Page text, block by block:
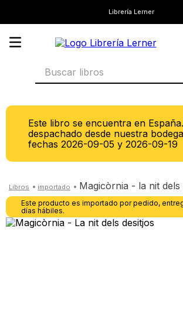
Librería Lerner
Buscar libros
Este libro se encuentra en
despachado desde nuestra
fechas2026-09-05 y2026-09-19
magicòrnia - la nit
Este producto es importado por pedido,
días hábiles.